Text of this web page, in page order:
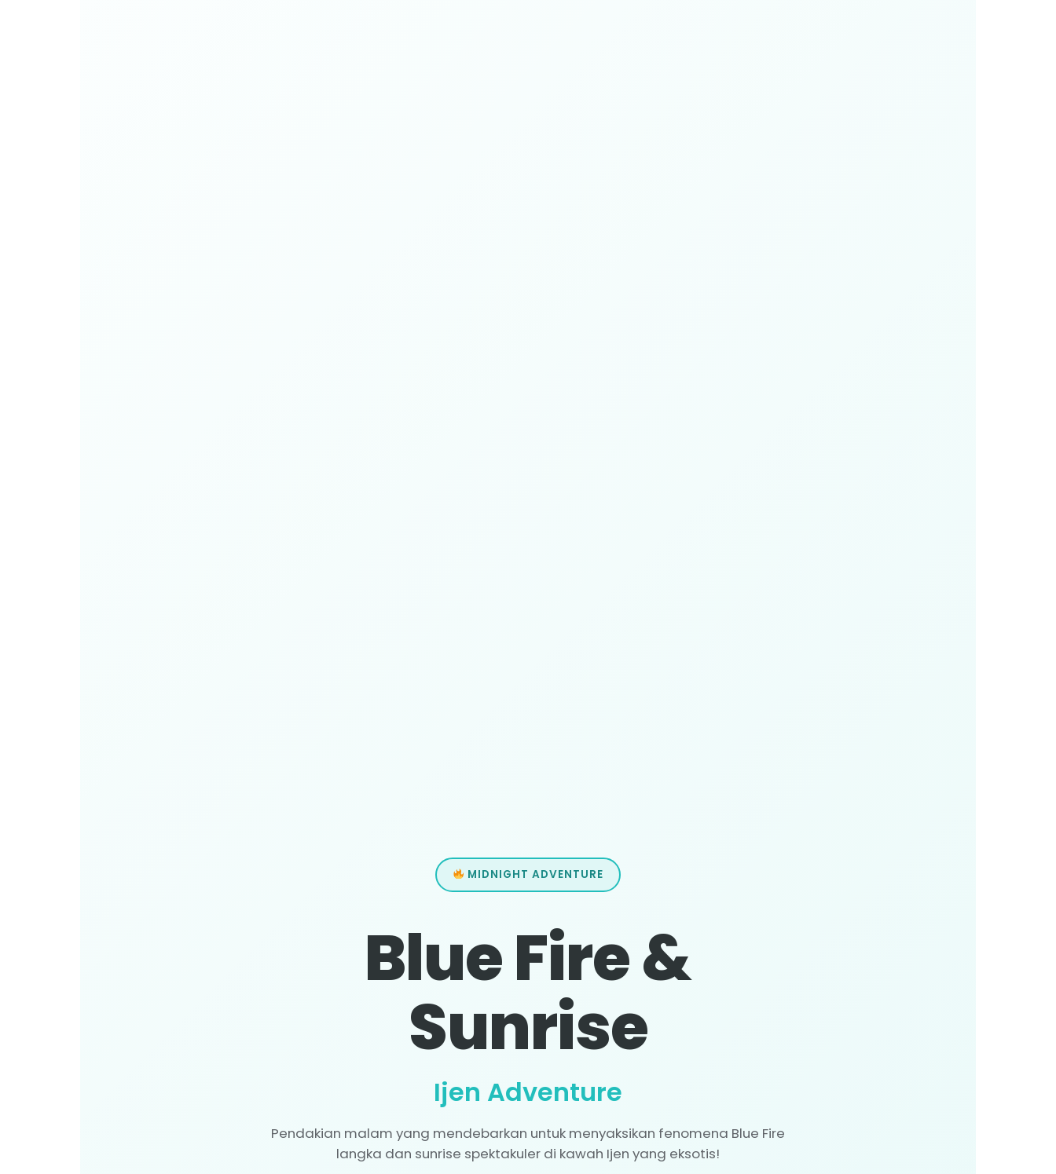
MIDNIGHT ADVENTURE
Blue Fire &
Sunrise
Ijen Adventure
Pendakian malam yang mendebarkan untuk menyaksikan fenomena Blue Fire
langka dan sunrise spektakuler di kawah Ijen yang eksotis!